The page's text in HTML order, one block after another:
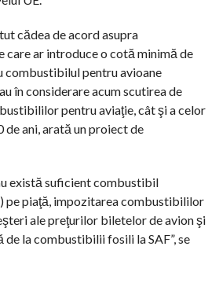
cădea de acord asupra
care ar introduce o cotă minimă de
combustibilul pentru avioane
în considerare acum scutirea de
pentru aviaţie, cât şi a celor
ani, arată un proiect de
există suficient combustibil
pe piaţă, impozitarea combustibililor
ale preţurilor biletelor de avion şi
de la combustibilii fosili la SAF”, se